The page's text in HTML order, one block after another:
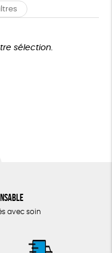
en France
sélection.
avec soin